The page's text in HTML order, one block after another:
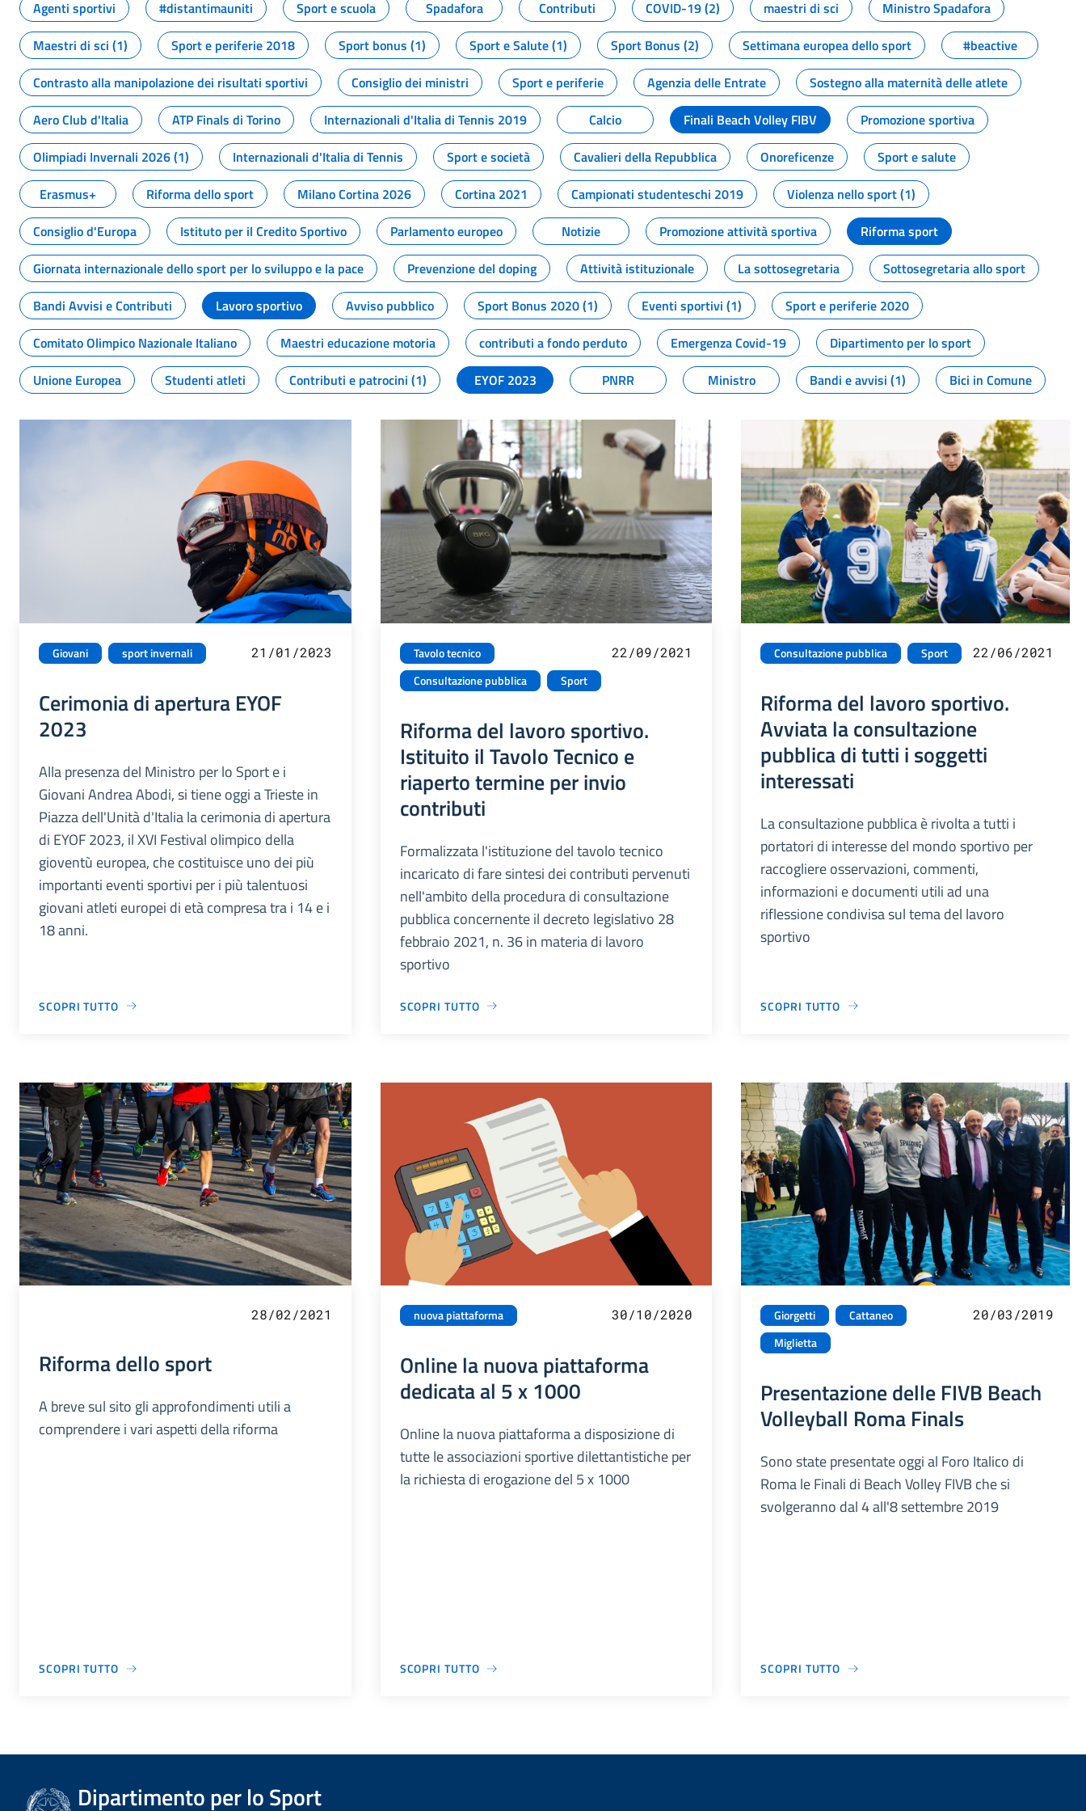
Agenti sportivi
#distantimauniti Sport e scuola Spadafora Contributi COVID-19 (2) maestri di sci
Ministro Spadafora
Maestri di sci (1)
Sport e periferie 2018 Sport bonus (1) Sport e Salute (1) Sport Bonus (2) Settimana europea dello sport
#beactive
Contrasto alla manipolazione dei risultati sportivi
Consiglio dei ministri Sport e periferie Agenzia delle Entrate
Sostegno alla maternità delle atlete
Aero Club d'Italia
ATP Finals di Torino Internazionali d'Italia di Tennis 2019 Calcio Finali Beach Volley FIBV
Promozione sportiva
Olimpiadi Invernali 2026 (1)
Internazionali d'Italia di Tennis Sport e società Cavalieri della Repubblica Onoreficenze
Sport e salute
Erasmus+
Riforma dello sport Milano Cortina 2026 Cortina 2021 Campionati studenteschi 2019
Violenza nello sport (1)
Consiglio d'Europa
Istituto per il Credito Sportivo Parlamento europeo Notizie Promozione attività sportiva
Riforma sport
Giornata internazionale dello sport per lo sviluppo e la pace
Prevenzione del doping Attività istituzionale La sottosegretaria
Sottosegretaria allo sport
Bandi Avvisi e Contributi
Lavoro sportivo Avviso pubblico Sport Bonus 2020 (1) Eventi sportivi (1)
Sport e periferie 2020
Comitato Olimpico Nazionale Italiano
Maestri educazione motoria contributi a fondo perduto Emergenza Covid-19
Dipartimento per lo sport
Unione Europea
Studenti atleti Contributi e patrocini (1) EYOF 2023 PNRR Ministro Bandi e avvisi (1) Bici in Comune
Giovani sport invernali 21/01/2023
Cerimonia di apertura EYOF
2023
Alla presenza del Ministro per lo Sport e i
Giovani Andrea Abodi, si tiene oggi a Trieste in
Piazza dell'Unità d'Italia la cerimonia di apertura
di EYOF 2023, il XVI Festival olimpico della
gioventù europea, che costituisce uno dei più
importanti eventi sportivi per i più talentuosi
giovani atleti europei di età compresa tra i 14 e i
18 anni.
SCOPRI TUTTO
Tavolo tecnico
Consultazione pubblica
Sport
22/09/2021
Riforma del lavoro sportivo.
Istituito il Tavolo Tecnico e
riaperto termine per invio
contributi
Formalizzata l'istituzione del tavolo tecnico
incaricato di fare sintesi dei contributi pervenuti
nell'ambito della procedura di consultazione
pubblica concernente il decreto legislativo 28
febbraio 2021, n. 36 in materia di lavoro
sportivo
SCOPRI TUTTO
Consultazione pubblica Sport 22/06/2021
Riforma del lavoro sportivo.
Avviata la consultazione
pubblica di tutti i soggetti
interessati
La consultazione pubblica è rivolta a tutti i
portatori di interesse del mondo sportivo per
raccogliere osservazioni, commenti,
informazioni e documenti utili ad una
riflessione condivisa sul tema del lavoro
sportivo
SCOPRI TUTTO
28/02/2021
Riforma dello sport
A breve sul sito gli approfondimenti utili a
comprendere i vari aspetti della riforma
SCOPRI TUTTO
nuova piattaforma 30/10/2020
Online la nuova piattaforma
dedicata al 5 x 1000
Online la nuova piattaforma a disposizione di
tutte le associazioni sportive dilettantistiche per
la richiesta di erogazione del 5 x 1000
SCOPRI TUTTO
Giorgetti
Cattaneo
Miglietta
20/03/2019
Presentazione delle FIVB Beach
Volleyball Roma Finals
Sono state presentate oggi al Foro Italico di
Roma le Finali di Beach Volley FIVB che si
svolgeranno dal 4 all'8 settembre 2019
SCOPRI TUTTO
Dipartimento per lo Sport